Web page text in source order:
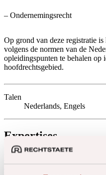
– Ondernemingsrecht
Op grond van deze registratie
volgens de normen van de
opleidingspunten te behalen op
hoofdrechtsgebied.
Talen
Nederlands, Engels
Expertises
Herstructureringen & Fusies